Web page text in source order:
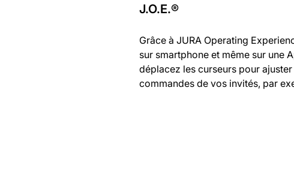
J.O.E.®
Grâce à JURA Operating
sur smartphone et même sur une
déplacez les curseurs pour
commandes de vos invités, par